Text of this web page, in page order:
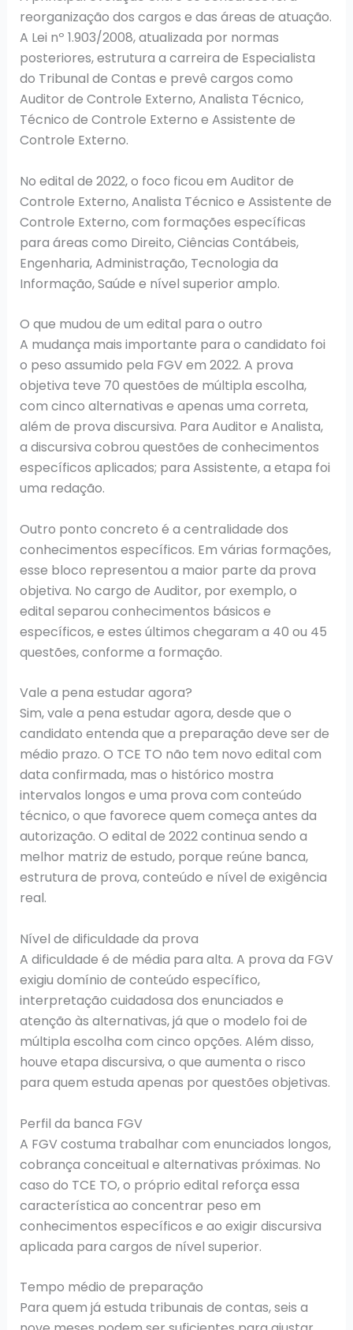
reorganização dos cargos e das áreas de atuação.
A Lei nº 1.903/2008, atualizada por normas
posteriores, estrutura a carreira de Especialista
do Tribunal de Contas e prevê cargos como
Auditor de Controle Externo, Analista Técnico,
Técnico de Controle Externo e Assistente de
Controle Externo.
No edital de 2022, o foco ficou em Auditor de
Controle Externo, Analista Técnico e Assistente de
Controle Externo, com formações específicas
para áreas como Direito, Ciências Contábeis,
Engenharia, Administração, Tecnologia da
Informação, Saúde e nível superior amplo.
O que mudou de um edital para o outro
A mudança mais importante para o candidato foi
o peso assumido pela FGV em 2022. A prova
objetiva teve 70 questões de múltipla escolha,
com cinco alternativas e apenas uma correta,
além de prova discursiva. Para Auditor e Analista,
a discursiva cobrou questões de conhecimentos
específicos aplicados; para Assistente, a etapa foi
uma redação.
Outro ponto concreto é a centralidade dos
conhecimentos específicos. Em várias formações,
esse bloco representou a maior parte da prova
objetiva. No cargo de Auditor, por exemplo, o
edital separou conhecimentos básicos e
específicos, e estes últimos chegaram a 40 ou 45
questões, conforme a formação.
Vale a pena estudar agora?
Sim, vale a pena estudar agora, desde que o
candidato entenda que a preparação deve ser de
médio prazo. O TCE TO não tem novo edital com
data confirmada, mas o histórico mostra
intervalos longos e uma prova com conteúdo
técnico, o que favorece quem começa antes da
autorização. O edital de 2022 continua sendo a
melhor matriz de estudo, porque reúne banca,
estrutura de prova, conteúdo e nível de exigência
real.
Nível de dificuldade da prova
A dificuldade é de média para alta. A prova da FGV
exigiu domínio de conteúdo específico,
interpretação cuidadosa dos enunciados e
atenção às alternativas, já que o modelo foi de
múltipla escolha com cinco opções. Além disso,
houve etapa discursiva, o que aumenta o risco
para quem estuda apenas por questões objetivas.
Perfil da banca FGV
A FGV costuma trabalhar com enunciados longos,
cobrança conceitual e alternativas próximas. No
caso do TCE TO, o próprio edital reforça essa
característica ao concentrar peso em
conhecimentos específicos e ao exigir discursiva
aplicada para cargos de nível superior.
Tempo médio de preparação
Para quem já estuda tribunais de contas, seis a